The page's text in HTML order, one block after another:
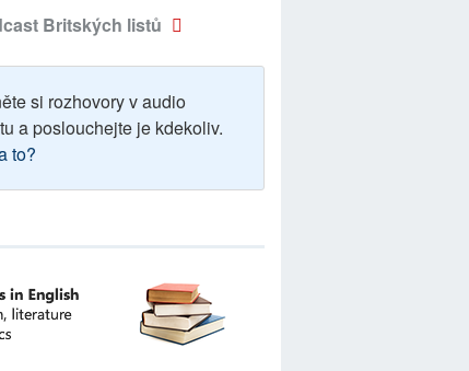
Britských listů
si rozhovory v audio
a poslouchejte je kdekoliv.
to?